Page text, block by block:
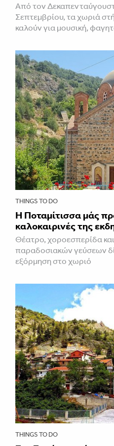
Από τον
Σεπτεμβρίου, τα χωριά
καλούν για μουσική,
THINGS TO DO
Η Ποταμίτισσα μάς
καλοκαιρινές της
Θέατρο, χοροεσπερίδα
παραδοσιακών γεύσεων
εξόρμηση στο χωριό
THINGS TO DO